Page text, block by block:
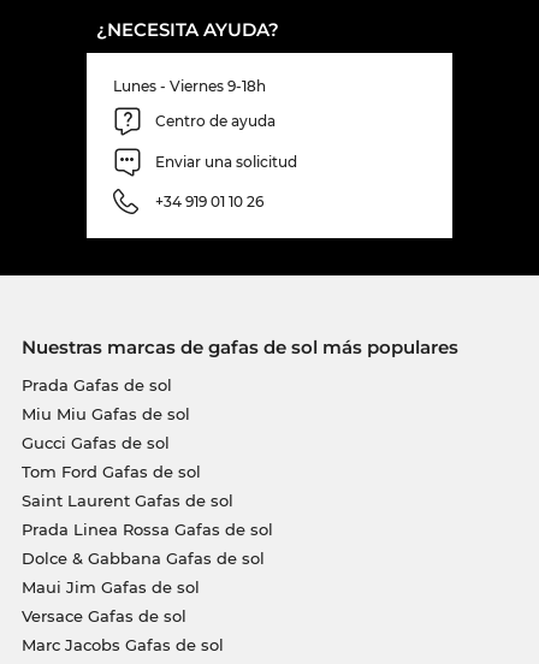
¿NECESITA AYUDA?
Lunes - Viernes 9-18h
Centro de ayuda
Enviar una solicitud
+34 919 01 10 26
Nuestras marcas de gafas de sol más populares
Prada Gafas de sol
Miu Miu Gafas de sol
Gucci Gafas de sol
Tom Ford Gafas de sol
Saint Laurent Gafas de sol
Prada Linea Rossa Gafas de sol
Dolce & Gabbana Gafas de sol
Maui Jim Gafas de sol
Versace Gafas de sol
Marc Jacobs Gafas de sol